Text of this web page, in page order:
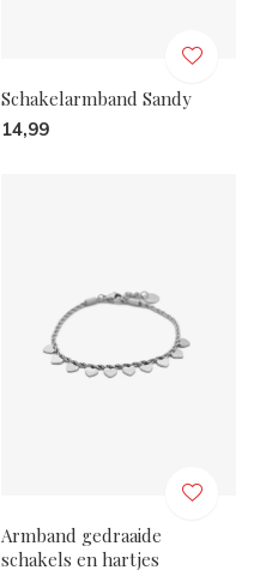
Schakelarmband Sandy
14,99
Armband gedraaide
schakels en hartjes